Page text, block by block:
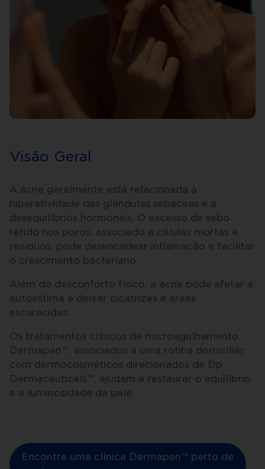
Visão Geral
A acne geralmente está relacionada à
hiperatividade das glândulas sebáceas e a
desequilíbrios hormonais. O excesso de sebo
retido nos poros, associado a células mortas e
resíduos, pode desencadear inflamação e facilitar
o crescimento bacteriano.
Além do desconforto físico, a acne pode afetar a
autoestima e deixar cicatrizes e áreas
escurecidas.
Os tratamentos clínicos de microagulhamento
Dermapen™, associados a uma rotina domiciliar
com dermocosméticos direcionados de Dp
Dermaceuticals™, ajudam a restaurar o equilíbrio
e a luminosidade da pele.
Encontre uma clínica Dermapen™ perto de